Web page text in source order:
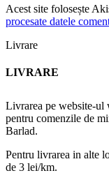
Acest site folosește
procesate datele
Livrare
LIVRARE
Livrarea pe website-ul
pentru comenzile de
Barlad.
Pentru livrarea in alte
de 3 lei/km.